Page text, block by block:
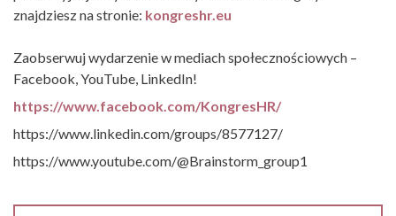
znajdziesz na stronie: kongreshr.eu
Zaobserwuj wydarzenie w mediach społecznościowych –
Facebook, YouTube, LinkedIn!
https://www.facebook.com/KongresHR/
https://www.linkedin.com/groups/8577127/
https://www.youtube.com/@Brainstorm_group1